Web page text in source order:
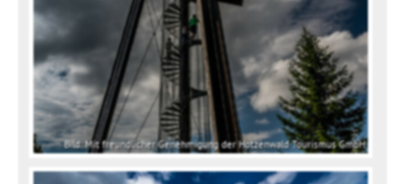
Bild: Mit freundlicher Genehmigung der Hotzenwald Tourismus GmbH